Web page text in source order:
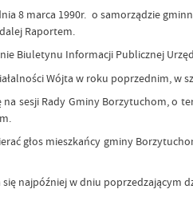
marca 1990r. o samorządzie
Raportem.
Informacji Publicznej
Wójta w roku poprzednim, w
Rady Gminy Borzytuchom, o
głos mieszkańcy gminy
najpóźniej w dniu poprzedzającym